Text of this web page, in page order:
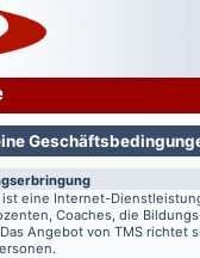
ist eine Internet-
Coaches, die
Angebot von TMS richtet